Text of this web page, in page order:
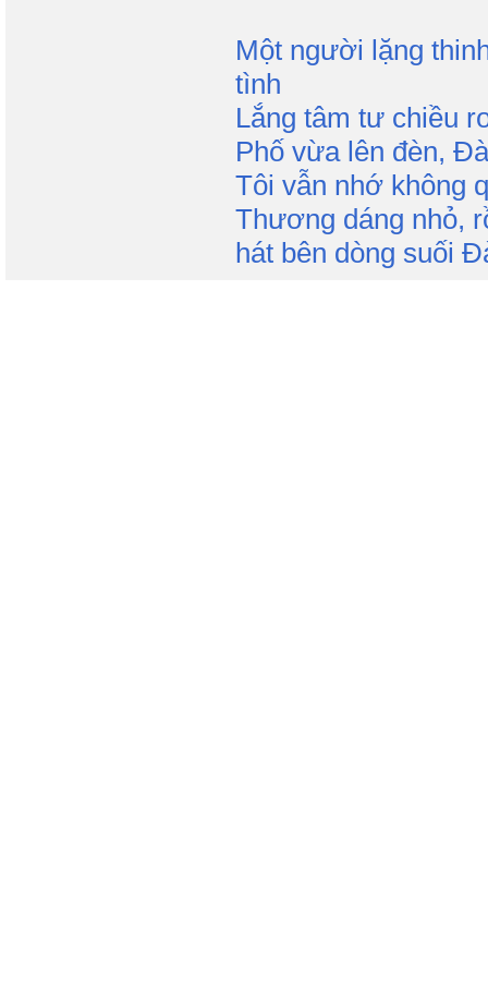
Một người lặng
tình
Lắng tâm tư chiều
Phố vừa lên đèn,
Tôi vẫn nhớ không
Thương dáng nhỏ,
hát bên dòng suối